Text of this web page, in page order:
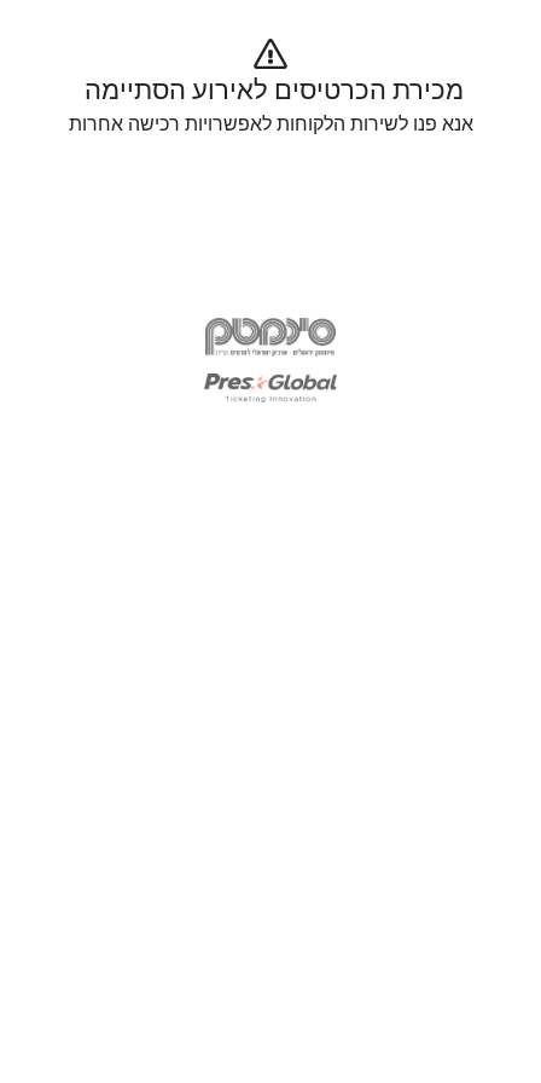
מכירת הכרטיסים לאירוע הסתיימה
אנא פנו לשירות הלקוחות לאפשרויות רכישה אחרות